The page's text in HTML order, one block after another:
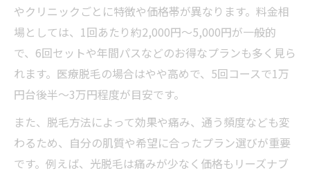
やクリニックごとに特徴や価格帯が異なります。料金相
場としては、1回あたり約2,000円〜5,000円が一般的
で、6回セットや年間パスなどのお得なプランも多く見ら
れます。医療脱毛の場合はやや高めで、5回コースで1万
円台後半〜3万円程度が目安です。
また、脱毛方法によって効果や痛み、通う頻度なども変
わるため、自分の肌質や希望に合ったプラン選びが重要
です。例えば、光脱毛は痛みが少なく価格もリーズナブ